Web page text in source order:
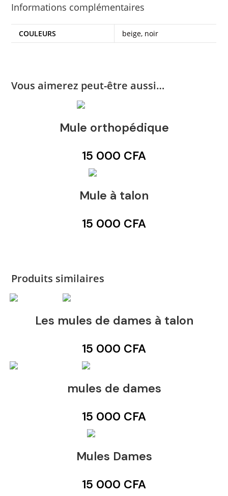
Informations complémentaires
COULEURS beige, noir
Vous aimerez peut-être aussi…
Mule orthopédique
15 000 CFA
Mule à talon
15 000 CFA
Produits similaires
Les mules de dames à talon
15 000 CFA
mules de dames
15 000 CFA
Mules Dames
15 000 CFA